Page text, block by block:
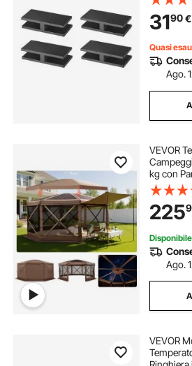
Vetro
Staffa per
Morsetto
3190€
Quasi
Ago.
VEVOR
kg con
Borsa
Rapido e
per 12-15
225
Disponibile
Ago.
VEVOR